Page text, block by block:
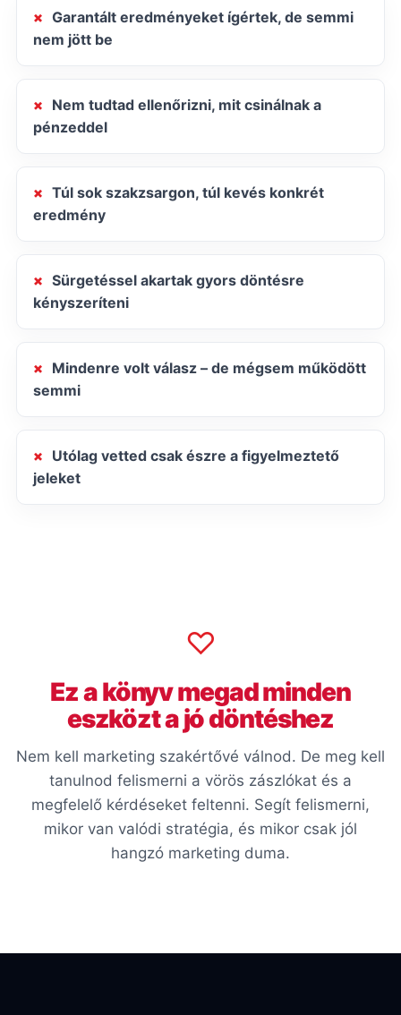
Garantált eredményeket ígértek, de semmi
nem jött be
Nem tudtad ellenőrizni, mit csinálnak a
pénzeddel
Túl sok szakzsargon, túl kevés konkrét
eredmény
Sürgetéssel akartak gyors döntésre
kényszeríteni
Mindenre volt válasz – de mégsem működött
semmi
Utólag vetted csak észre a figyelmeztető
jeleket
♡
Ez a könyv megad minden
eszközt a jó döntéshez
Nem kell marketing szakértővé válnod. De meg kell
tanulnod felismerni a vörös zászlókat és a
megfelelő kérdéseket feltenni. Segít felismerni,
mikor van valódi stratégia, és mikor csak jól
hangzó marketing duma.